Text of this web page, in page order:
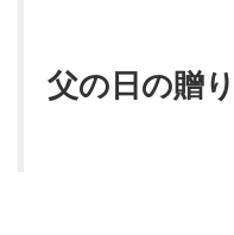
父の日の贈